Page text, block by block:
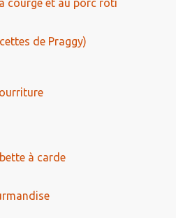
courge et au porc rôti
de Praggy)
à carde